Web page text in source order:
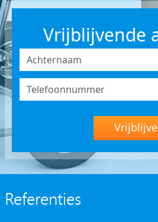
Vrijblijvende
Referenties